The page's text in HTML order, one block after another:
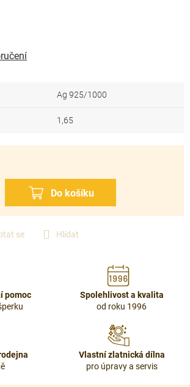
se Hlídat
Ag 925/1000
1,65
pomoc
Spolehlivost a kvalita
od roku 1996
Vlastní zlatnická dílna
pro úpravy a servis